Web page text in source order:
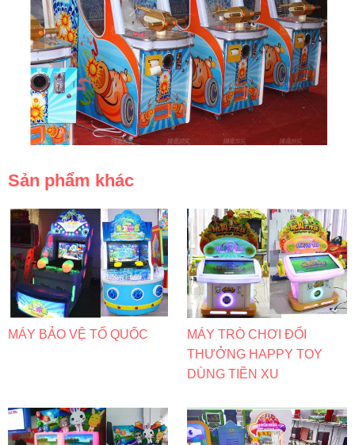
Sản phẩm khác
MÁY BẢO VỆ TỔ QUỐC
MÁY TRÒ CHƠI ĐỔI
THƯỞNG HAPPY TOY
DÙNG TIỀN XU